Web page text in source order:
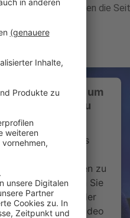
Kollegen haben die
Zustimmung, um
Video-Service zu
Service eines
um Videoinhalte
Service kann Daten zu
Bitte lesen Sie
und stimmen Sie der
zu, um dieses Video